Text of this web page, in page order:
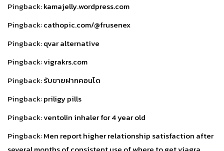
Pingback:kamajelly.wordpress.com
Pingback:cathopic.com/@frusenex
Pingback:qvar alternative
Pingback:vigrakrs.com
Pingback:รับขายฝากคอนโด
Pingback:priligy pills
Pingback:ventolin inhaler for 4 year old
Pingback:Men report higher relationship satisfaction after